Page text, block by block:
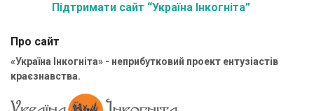
Підтримати сайт “Україна Інкогніта”
Про сайт
«Україна Інкогніта» - неприбутковий проект ентузіастів
краєзнавства.